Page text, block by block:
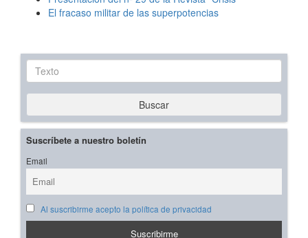
El fracaso militar de las superpotencias
Texto
Buscar
Suscríbete a nuestro boletín
Email
Al suscribirme acepto la política de privacidad